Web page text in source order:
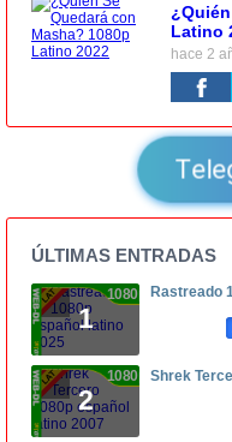
Latino
hace 2
ÚLTIMAS ENTRADAS
1
1080p Rastreado
2
1080p Shrek